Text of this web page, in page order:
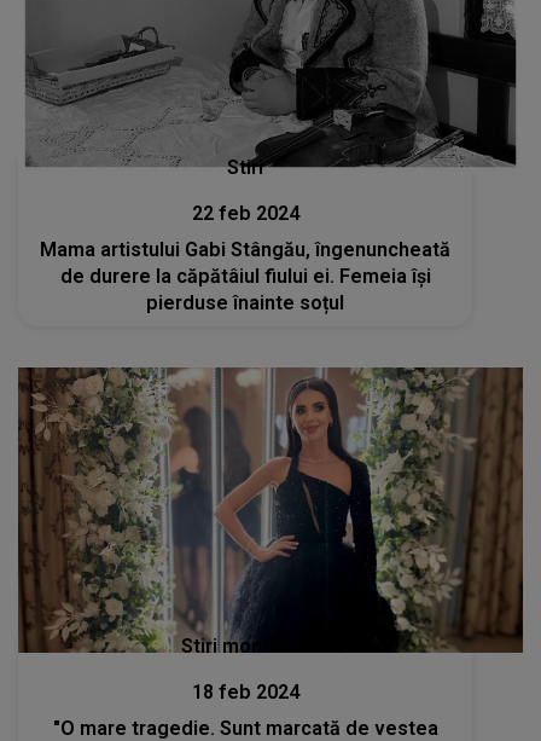
Stiri
22 feb 2024
Mama artistului Gabi Stângău, îngenuncheată
de durere la căpătâiul fiului ei. Femeia își
pierduse înainte soțul
Stiri mondene
18 feb 2024
"O mare tragedie. Sunt marcată de vestea